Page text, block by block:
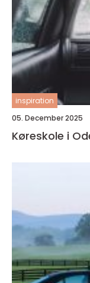
inspiration
05. December 2025
Køreskole i